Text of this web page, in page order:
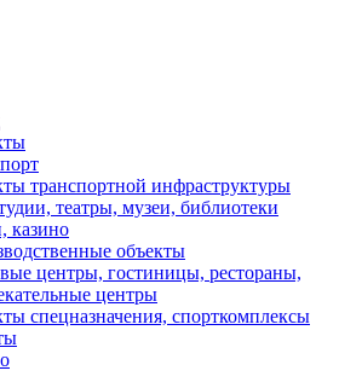
транспортной инфраструктуры
театры, музеи, библиотеки
казино
объекты
центры, гостиницы, рестораны,
центры
спецназначения, спорткомплексы